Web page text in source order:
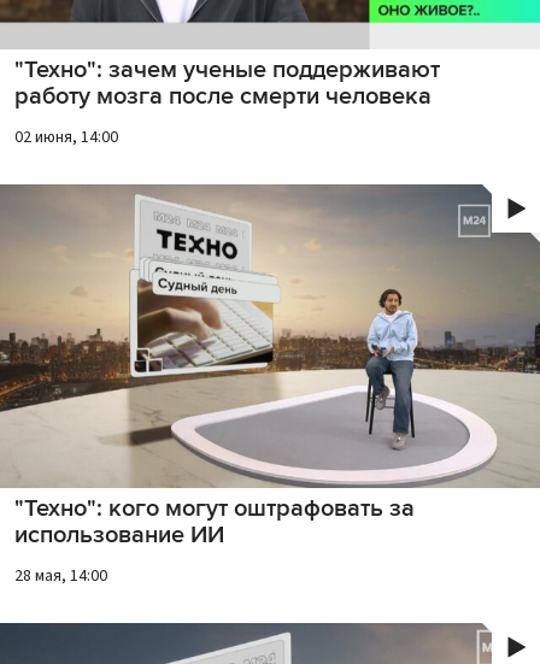
"Техно": зачем ученые поддерживают
работу мозга после смерти человека
02 июня, 14:00
"Техно": кого могут оштрафовать за
использование ИИ
28 мая, 14:00